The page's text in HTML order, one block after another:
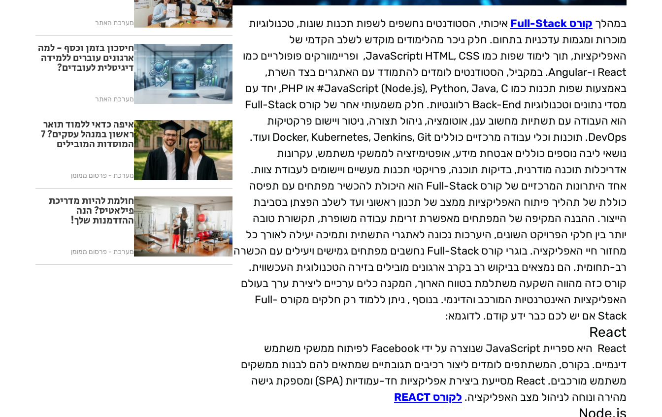
במהלך קורס Full-Stack
איכותי, הסטודנטים נחשפים לשפות תכנות שונות, טכנולוגיות
מוכרות ומגמות עדכניות בתחום. חלק ניכר מהלימודים מוקדש לשלב הקדמי של
האפליקציות, תוך לימוד שפות כמו HTML, CSS וJavaScript, ופריימוורקים פופולריים כמו
React ו-Angular. במקביל, הסטודנטים לומדים להתמודד עם האתגרים בצד השרת,
באמצעות שפות תכנות כמו JavaScript (Node.js), Python, Java, C# או PHP, יחד עם
מסדי נתונים וטכנולוגיות Back-End רלוונטיות. חלק משמעותי אחר של קורס Full-Stack
הוא העבודה עם תשתיות מחשוב ענן, אוטומציה, ניהול תצורה, ניטור ויישום פרקטיקות
DevOps. תוכנות וכלי עבודה מרכזיים כוללים Docker, Kubernetes, Jenkins, Git ועוד.
נושאי ליבה נוספים כוללים אבטחת מידע, אופטימיזציה לממשקי משתמש, עקרונות
אדריכלות תוכנה מודרנית, בדיקות תוכנה, פרויקטי תכנות מעשיים ויישומים לעבודת צוות.
אחד היתרונות המרכזיים של קורס Full-Stack הוא היכולת להכשיר מפתחים עם תפיסה
כוללת של תהליך פיתוח האפליקציות ממצב של תכנון ראשוני ועד לשלב הפצתן בסביבת
הייצור. ההבנה המקיפה של המפתחים מאפשרת זרימת עבודה משופרת, תקשורת טובה
יותר בין חלקי הפרויקט השונים, היערכות נכונה לאתגרי התשתית ותמיכה יעילה לאורך כל
מחזור חיי האפליקציה. בוגרי קורס Full-Stack נחשבים מפתחים גמישים ויעילים עם הכשרה
רב-תחומית. הם נמצאים בביקוש רב בקרב ארגונים מובילים בזירה הטכנולוגית העכשווית.
קורס כזה מהווה השקעה משתלמת בטווח הארוך, המקנה כלים ערכיים ליצירת ערך בעולם
האפליקציות האינטרנטיות המורכב והדינמי. בנוסף , ניתן ללמוד רק חלקים מקורס Full-
Stack אם יש לכם כבר ידע קודם. לדוגמא:
React
React היא ספריית JavaScript שנוצרה על ידי Facebook לפיתוח ממשקי משתמש
דינמיים. בקורס, המשתתפים לומדים ליצור רכיבים תגובתיים שמתאים להם לבנות ממשקים
משתמש מורכבים. React מסייעת ביצירת אפליקציות חד-עמודיות (SPA) ומספקת גישה
מהירה ונוחה לניהול מצב האפליקציה. לקורס REACT
Node.js
מערכת האתר
חיסכון בזמן וכסף - למה
ארגונים עוברים ללמידה
דיגיטלית לעובדים?
מערכת האתר
איפה כדאי ללמוד תואר
ראשון במנהל עסקים? 7
המוסדות המובילים
מערכת - פרסום ממומן
חולמת להיות מדריכת
פילאטיס? הנה
ההזדמנות שלך!
מערכת - פרסום ממומן